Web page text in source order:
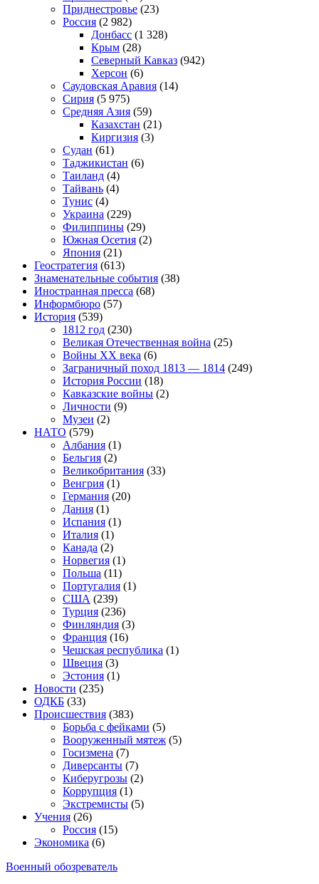
Приднестровье (23)
Россия (2 982)
Донбасс (1 328)
Крым (28)
Северный Кавказ (942)
Херсон (6)
Саудовская Аравия (14)
Сирия (5 975)
Средняя Азия (59)
Казахстан (21)
Киргизия (3)
Судан (61)
Таджикистан (6)
Таиланд (4)
Тайвань (4)
Тунис (4)
Украина (229)
Филиппины (29)
Южная Осетия (2)
Япония (21)
Геостратегия (613)
Знаменательные события (38)
Иностранная пресса (68)
Информбюро (57)
История (539)
1812 год (230)
Великая Отечественная война (25)
Войны XX века (6)
Заграничный поход 1813 — 1814 (249)
История России (18)
Кавказские войны (2)
Личности (9)
Музеи (2)
НАТО (579)
Албания (1)
Бельгия (2)
Великобритания (33)
Венгрия (1)
Германия (20)
Дания (1)
Испания (1)
Италия (1)
Канада (2)
Норвегия (1)
Польша (11)
Португалия (1)
США (239)
Турция (236)
Финляндия (3)
Франция (16)
Чешская республика (1)
Швеция (3)
Эстония (1)
Новости (235)
ОДКБ (33)
Происшествия (383)
Борьба с фейками (5)
Вооруженный мятеж (5)
Госизмена (7)
Диверсанты (7)
Киберугрозы (2)
Коррупция (1)
Экстремисты (5)
Учения (26)
Россия (15)
Экономика (6)
Военный обозреватель